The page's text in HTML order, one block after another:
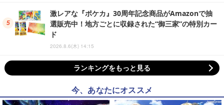
激レアな『ポケカ』30周年記念商品がAmazonで抽
選販売中！地方ごとに収録された“御三家”の特別カー
ド
2026.8.6(木) 14:15
ランキングをもっと見る
今、あなたにオススメ